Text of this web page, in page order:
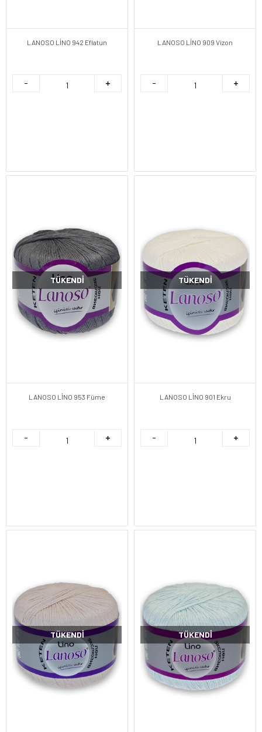
LANOSO LİNO 942 Eflatun LANOSO LİNO 909 Vizon
TÜKENDI
LANOSO LİNO 953 Füme
TÜKENDI
LANOSO LİNO 901 Ekru
TÜKENDI TÜKENDI